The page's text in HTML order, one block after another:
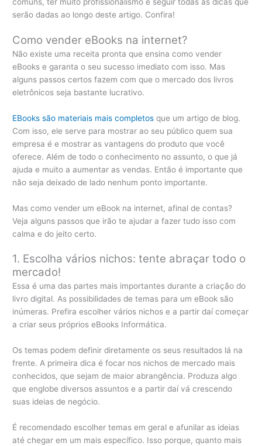
serão dadas ao longo deste artigo. Confira!
Como vender eBooks na internet?
Não existe uma receita pronta que ensina como vender
eBooks e garanta o seu sucesso imediato com isso. Mas
alguns passos certos fazem com que o mercado dos livros
eletrônicos seja bastante lucrativo.
EBooks são materiais mais completos que um artigo de blog.
Com isso, ele serve para mostrar ao seu público quem sua
empresa é e mostrar as vantagens do produto que você
oferece. Além de todo o conhecimento no assunto, o que já
ajuda e muito a aumentar as vendas. Então é importante que
não seja deixado de lado nenhum ponto importante.
Mas como vender um eBook na internet, afinal de contas?
Veja alguns passos que irão te ajudar a fazer tudo isso com
calma e do jeito certo.
1. Escolha vários nichos: tente abraçar todo o
mercado!
Essa é uma das partes mais importantes durante a criação do
livro digital. As possibilidades de temas para um eBook são
inúmeras. Prefira escolher vários nichos e a partir daí começar
a criar seus próprios eBooks Informática.
Os temas podem definir diretamente os seus resultados lá na
frente. A primeira dica é focar nos nichos de mercado mais
conhecidos, que sejam de maior abrangência. Produza algo
que englobe diversos assuntos e a partir daí vá crescendo
suas ideias de negócio.
É recomendado escolher temas em geral e afunilar as ideias
até chegar em um mais específico. Isso porque, quanto mais